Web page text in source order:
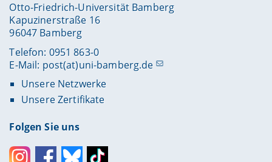
Otto-Friedrich-Universität Bamberg
Kapuzinerstraße 16
96047 Bamberg
Telefon: 0951 863-0
E-Mail: post(at)uni-bamberg.de
Unsere Netzwerke
Unsere Zertifikate
Folgen Sie uns